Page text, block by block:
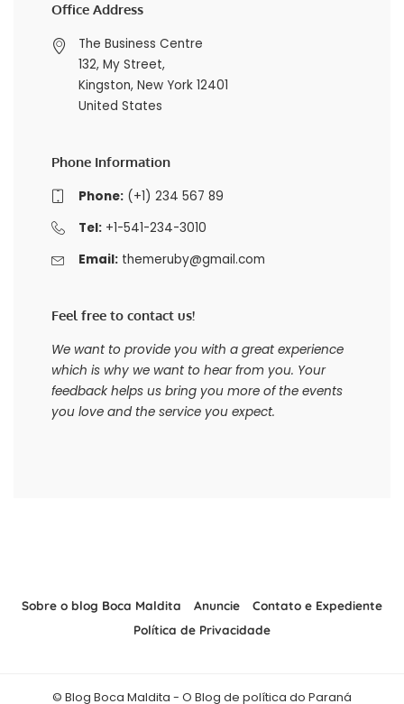
Office Address
The Business Centre
132, My Street,
Kingston, New York 12401
United States
Phone Information
Phone:(+1) 234 567 89
Tel:+1-541-234-3010
Email: themeruby@gmail.com
Feel free to contact us!
We want to provide you with a great experience
which is why we want to hear from you. Your
feedback helps us bring you more of the events
you love and the service you expect.
Sobre o blog Boca Maldita Anuncie
Contato e Expediente
Política de Privacidade
© Blog Boca Maldita - O Blog de política do Paraná